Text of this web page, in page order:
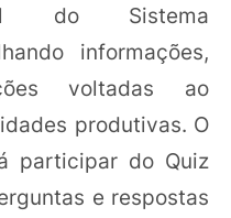
do Sistema
informações,
voltadas ao
produtivas. O
participar do Quiz
e respostas